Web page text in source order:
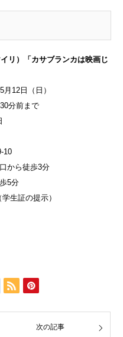
リ）「カサブランカは映画じ
12日（日）
分前まで
10
から徒歩3分
5分
学生証の提示）
次の記事